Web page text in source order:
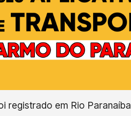
registrado em Rio